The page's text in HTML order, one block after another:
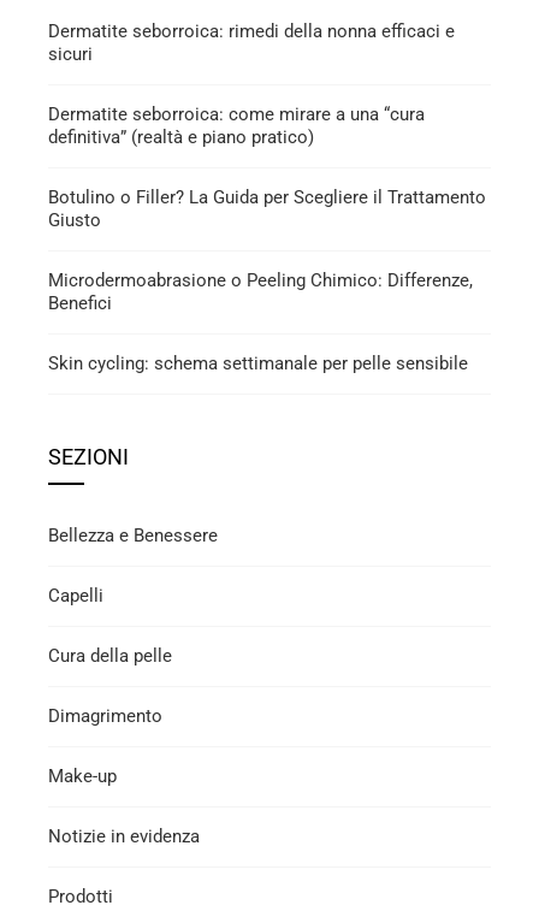
Dermatite seborroica: rimedi della nonna efficaci e
sicuri
Dermatite seborroica: come mirare a una “cura
definitiva” (realtà e piano pratico)
Botulino o Filler? La Guida per Scegliere il Trattamento
Giusto
Microdermoabrasione o Peeling Chimico: Differenze,
Benefici
Skin cycling: schema settimanale per pelle sensibile
SEZIONI
Bellezza e Benessere
Capelli
Cura della pelle
Dimagrimento
Make-up
Notizie in evidenza
Prodotti